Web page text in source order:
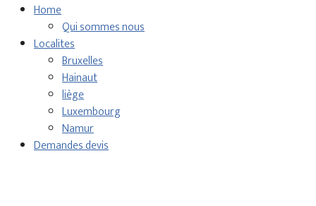
Home
Qui sommes nous
Localites
Bruxelles
Hainaut
liège
Luxembourg
Namur
Demandes devis